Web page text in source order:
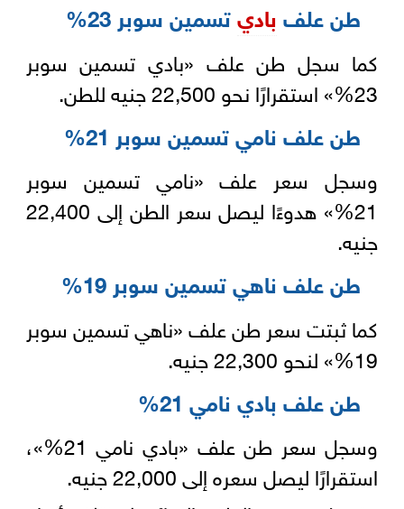
طن علف باديتسمين سوبر 23%
كما سجل طن علف «بادي تسمين سوبر
23%» استقرارًا نحو 22,500 جنيه للطن.
طن علف نامي تسمين سوبر 21%
وسجل سعر علف «نامي تسمين سوبر
21%» هدوءًا ليصل سعر الطن إلى 22,400
جنيه.
طن علف ناهي تسمين سوبر 19%
كما ثبتت سعر طن علف «ناهي تسمين سوبر
19%» لنحو 22,300 جنيه.
طن علف بادي نامي 21%
وسجل سعر طن علف «بادي نامي 21%»،
استقرارًا ليصل سعره إلى 22,000 جنيه.